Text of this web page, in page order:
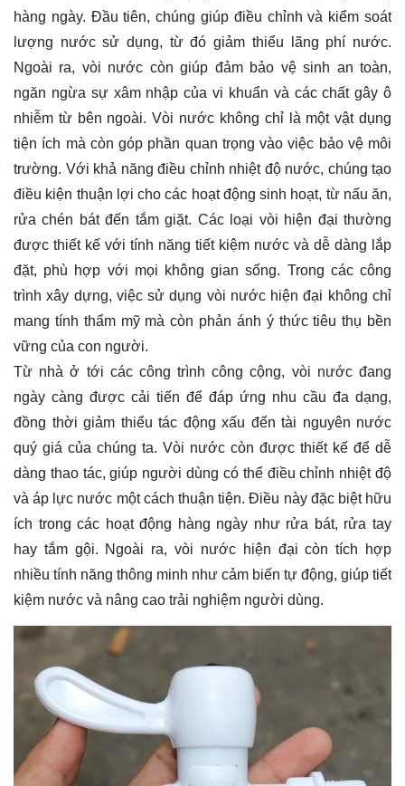
hàng ngày. Đầu tiên, chúng giúp điều chỉnh và kiểm soát
lượng nước sử dụng, từ đó giảm thiểu lãng phí nước.
Ngoài ra, vòi nước còn giúp đảm bảo vệ sinh an toàn,
ngăn ngừa sự xâm nhập của vi khuẩn và các chất gây ô
nhiễm từ bên ngoài. Vòi nước không chỉ là một vật dụng
tiện ích mà còn góp phần quan trọng vào việc bảo vệ môi
trường. Với khả năng điều chỉnh nhiệt độ nước, chúng tạo
điều kiện thuận lợi cho các hoạt động sinh hoạt, từ nấu ăn,
rửa chén bát đến tắm giặt. Các loại vòi hiện đại thường
được thiết kế với tính năng tiết kiệm nước và dễ dàng lắp
đặt, phù hợp với mọi không gian sống. Trong các công
trình xây dựng, việc sử dụng vòi nước hiện đại không chỉ
mang tính thẩm mỹ mà còn phản ánh ý thức tiêu thụ bền
vững của con người.
Từ nhà ở tới các công trình công cộng, vòi nước đang
ngày càng được cải tiến để đáp ứng nhu cầu đa dạng,
đồng thời giảm thiểu tác động xấu đến tài nguyên nước
quý giá của chúng ta. Vòi nước còn được thiết kế để dễ
dàng thao tác, giúp người dùng có thể điều chỉnh nhiệt độ
và áp lực nước một cách thuận tiện. Điều này đặc biệt hữu
ích trong các hoạt động hàng ngày như rửa bát, rửa tay
hay tắm gội. Ngoài ra, vòi nước hiện đại còn tích hợp
nhiều tính năng thông minh như cảm biến tự động, giúp tiết
kiệm nước và nâng cao trải nghiệm người dùng.